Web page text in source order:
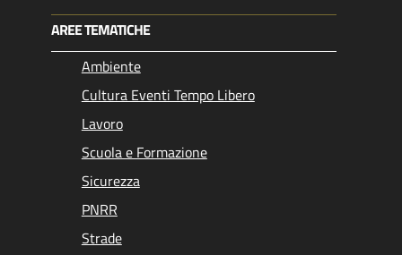
AREE TEMATICHE
Ambiente
Cultura Eventi Tempo Libero
Lavoro
Scuola e Formazione
Sicurezza
PNRR
Strade